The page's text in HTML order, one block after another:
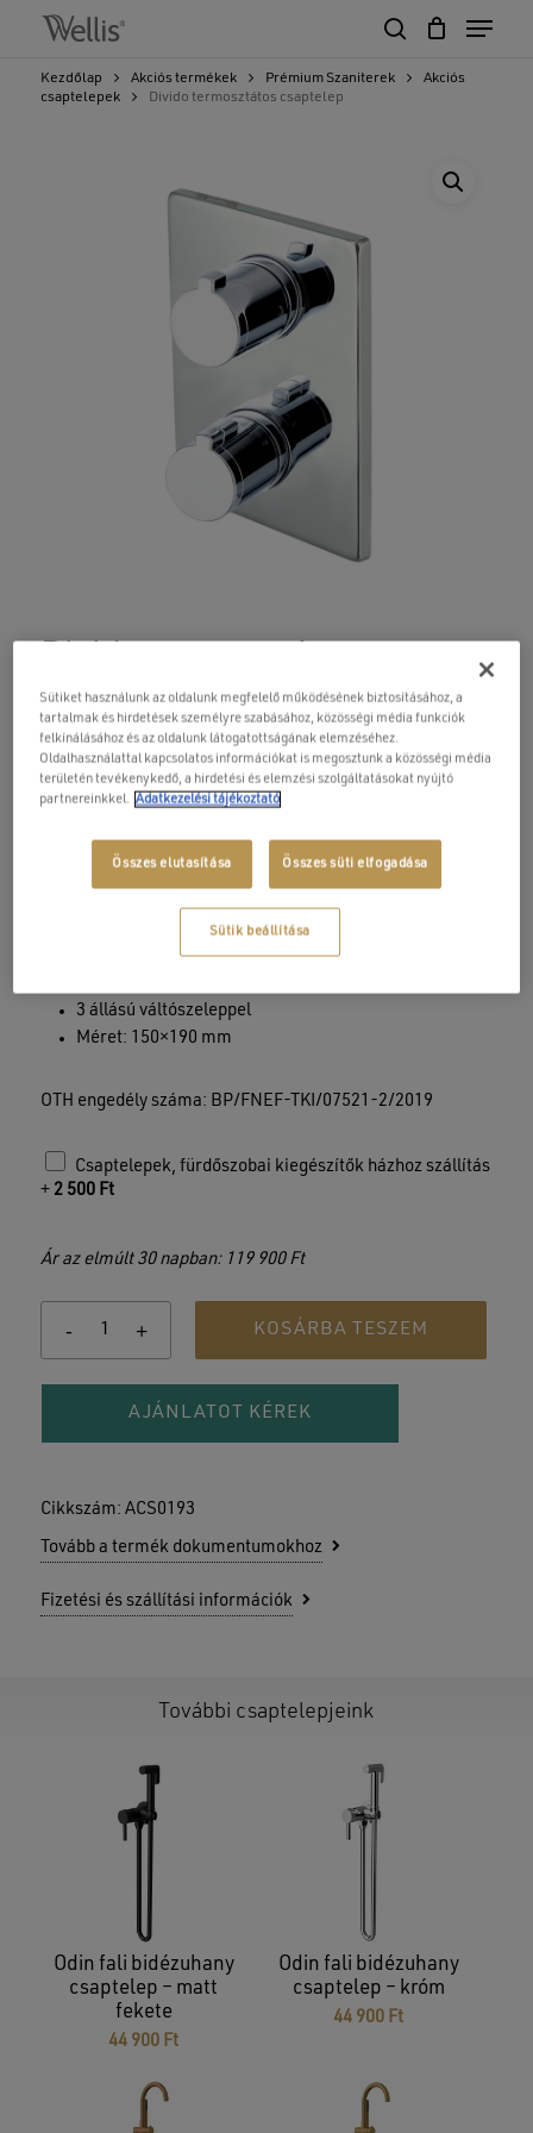
content
Menu
Cart
Kezdőlap Akciós termékek Prémium Szaniterek
Akciós
csaptelepek
Divido termosztátos csaptelep
csaptelep
119 900Ft Original
price
was:
119
900 Ft.
95 900FtCurrent
price
95
900 Ft.
Vásárlói igényeknek megfelelően alakítottuk ki a
termékeinket, hogy minden, fürdőszobába töltött pillanat
Falba építhető termosztátos zuhany csaptelep,
3 állású váltószeleppel
Méret: 150×190 mm
OTH engedély száma: BP/FNEF-TKI/07521-2/2019
Csaptelepek, fürdőszobai kiegészítők házhoz szállítás
+ 2 500 Ft
Ár az elmúlt 30 napban: 119 900 Ft
KOSÁRBA TESZEM
AJÁNLATOT KÉREK
Cikkszám: ACS0193
Tovább a termék dokumentumokhoz
Fizetési és szállítási információk
További csaptelepjeink
Odin fali bidézuhany
csaptelep – matt
fekete
44 900 Ft
Odin fali bidézuhany
csaptelep – króm
44 900 Ft
Sütiket használunk az oldalunk megfelelő működésének biztosításához, a
tartalmak és hirdetések személyre szabásához, közösségi média funkciók
felkínálásához és az oldalunk látogatottságának elemzéséhez.
Oldalhasználattal kapcsolatos információkat is megosztunk a közösségi média
területén tevékenykedő, a hirdetési és elemzési szolgáltatásokat nyújtó
partnereinkkel. Adatkezelési tájékoztató
Összes elutasítása Összes süti elfogadása
Sütik beállítása